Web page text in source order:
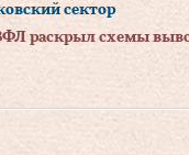
сектор
раскрыл схемы